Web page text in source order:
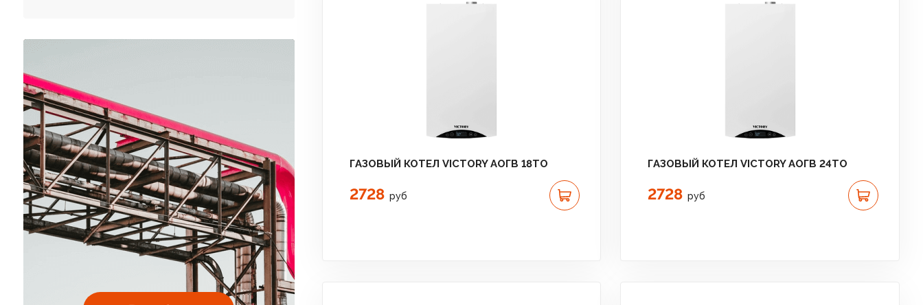
ГАЗОВЫЙ КОТЕЛ VICTORY АОГВ 18TО
2728 руб
ГАЗОВЫЙ КОТЕЛ VICTORY АОГВ 24TО
2728 руб